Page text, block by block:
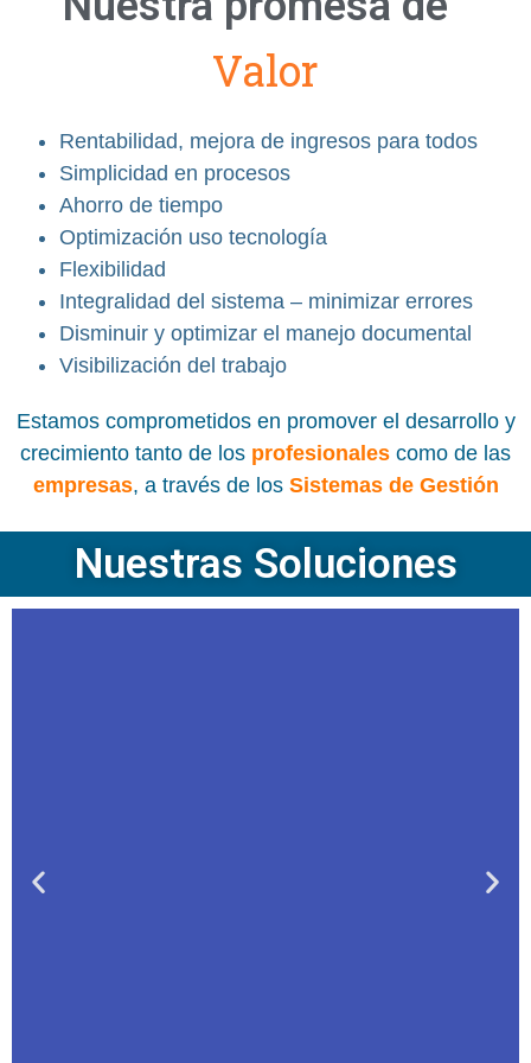
Valor
Rentabilidad, mejora de ingresos para todos
Simplicidad en procesos
Ahorro de tiempo
Optimización uso tecnología
Flexibilidad
Integralidad del sistema – minimizar errores
Disminuir y optimizar el manejo documental
Visibilización del trabajo
Estamos comprometidos en promover el desarrollo y
crecimiento tanto de los profesionales como de las
empresas, a través de los Sistemas de Gestión
Nuestras Soluciones